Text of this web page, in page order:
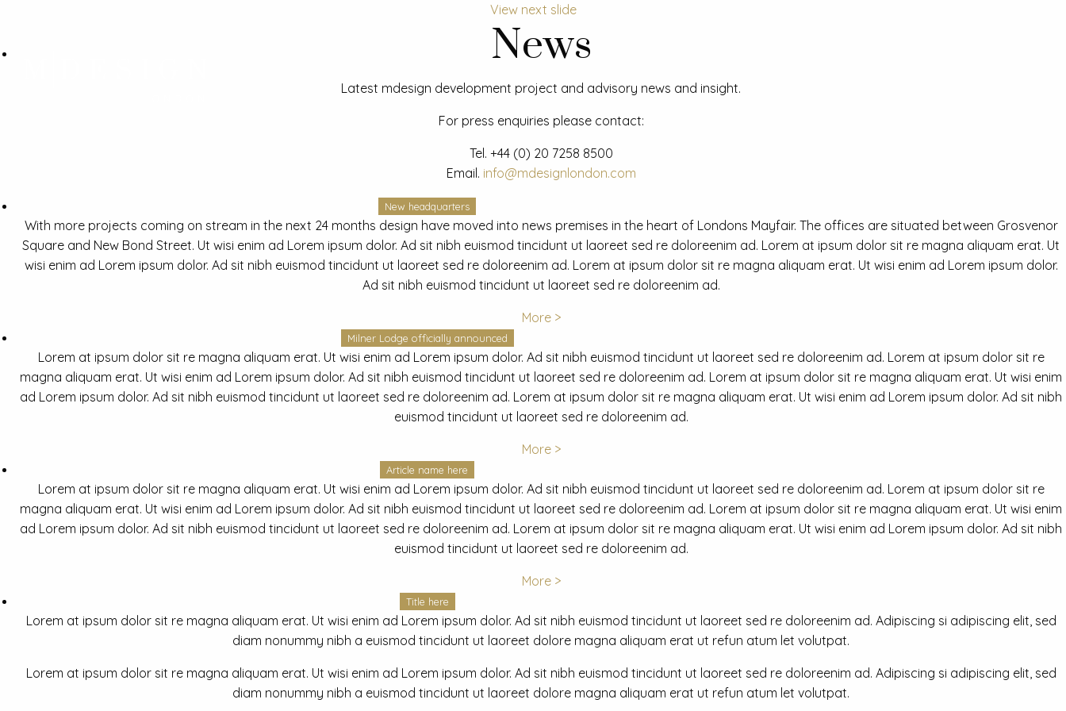
View next slide
News
Latest mdesign development project and advisory news and insight.
For press enquiries please contact:
Tel. +44 (0) 20 7258 8500
Email. info@mdesignlondon.com
New headquarters
With more projects coming on stream in the next 24 months design have moved into news premises in the heart of Londons Mayfair. The offices are situated between Grosvenor
Square and New Bond Street. Ut wisi enim ad Lorem ipsum dolor. Ad sit nibh euismod tincidunt ut laoreet sed re doloreenim ad. Lorem at ipsum dolor sit re magna aliquam erat. Ut
wisi enim ad Lorem ipsum dolor. Ad sit nibh euismod tincidunt ut laoreet sed re doloreenim ad. Lorem at ipsum dolor sit re magna aliquam erat. Ut wisi enim ad Lorem ipsum dolor.
Ad sit nibh euismod tincidunt ut laoreet sed re doloreenim ad.
More >
Milner Lodge officially announced
Lorem at ipsum dolor sit re magna aliquam erat. Ut wisi enim ad Lorem ipsum dolor. Ad sit nibh euismod tincidunt ut laoreet sed re doloreenim ad. Lorem at ipsum dolor sit re
magna aliquam erat. Ut wisi enim ad Lorem ipsum dolor. Ad sit nibh euismod tincidunt ut laoreet sed re doloreenim ad. Lorem at ipsum dolor sit re magna aliquam erat. Ut wisi enim
ad Lorem ipsum dolor. Ad sit nibh euismod tincidunt ut laoreet sed re doloreenim ad. Lorem at ipsum dolor sit re magna aliquam erat. Ut wisi enim ad Lorem ipsum dolor. Ad sit nibh
euismod tincidunt ut laoreet sed re doloreenim ad.
More >
Article name here
Lorem at ipsum dolor sit re magna aliquam erat. Ut wisi enim ad Lorem ipsum dolor. Ad sit nibh euismod tincidunt ut laoreet sed re doloreenim ad. Lorem at ipsum dolor sit re
magna aliquam erat. Ut wisi enim ad Lorem ipsum dolor. Ad sit nibh euismod tincidunt ut laoreet sed re doloreenim ad. Lorem at ipsum dolor sit re magna aliquam erat. Ut wisi enim
ad Lorem ipsum dolor. Ad sit nibh euismod tincidunt ut laoreet sed re doloreenim ad. Lorem at ipsum dolor sit re magna aliquam erat. Ut wisi enim ad Lorem ipsum dolor. Ad sit nibh
euismod tincidunt ut laoreet sed re doloreenim ad.
More >
Title here
Lorem at ipsum dolor sit re magna aliquam erat. Ut wisi enim ad Lorem ipsum dolor. Ad sit nibh euismod tincidunt ut laoreet sed re doloreenim ad. Adipiscing si adipiscing elit, sed
diam nonummy nibh a euismod tincidunt ut laoreet dolore magna aliquam erat ut refun atum let volutpat.
Lorem at ipsum dolor sit re magna aliquam erat. Ut wisi enim ad Lorem ipsum dolor. Ad sit nibh euismod tincidunt ut laoreet sed re doloreenim ad. Adipiscing si adipiscing elit, sed
diam nonummy nibh a euismod tincidunt ut laoreet dolore magna aliquam erat ut refun atum let volutpat.